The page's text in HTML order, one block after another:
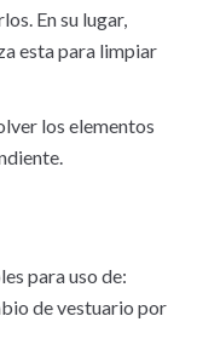
En su lugar,
esta para limpiar
los elementos
para uso de:
de vestuario por